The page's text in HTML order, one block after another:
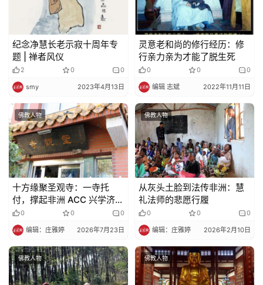
纪念净慧长老示寂十周年专
题 | 禅者风仪
2 0 0
smy 2023年4月13日
灵意老和尚的修行经历：修
行亲力亲为才能了脱生死
0 0 0
编辑 志斌 2022年11月11日
佛教人物
十方缘聚圣观寺：一寺托
付，撑起非洲 ACC 兴学济贫
大业
0 0 0
编辑：庄雅婷 2026年7月23日
佛教人物
从灰头土脸到法传非洲：慧
礼法师的悲愿行履
0 0 0
编辑：庄雅婷 2026年2月10日
佛教人物 佛教人物